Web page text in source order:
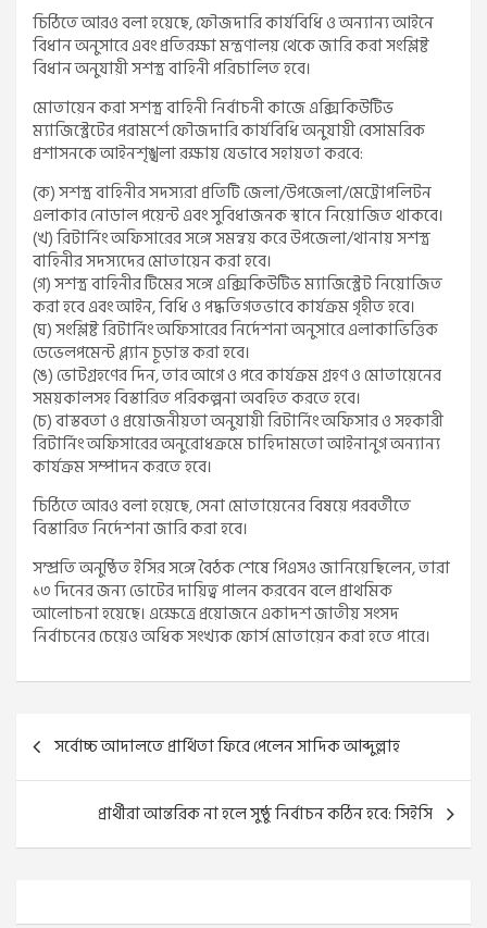
চিঠিতে আরও বলা হয়েছে, ফৌজদারি কার্যবিধি ও অন্যান্য আইনে
বিধান অনুসারে এবং প্রতিরক্ষা মন্ত্রণালয় থেকে জারি করা সংশ্লিষ্ট
বিধান অনুযায়ী সশস্ত্র বাহিনী পরিচালিত হবে।
মোতায়েন করা সশস্ত্র বাহিনী নির্বাচনী কাজে এক্সিকিউটিভ
ম্যাজিস্ট্রেটের পরামর্শে ফৌজদারি কার্যবিধি অনুযায়ী বেসামরিক
প্রশাসনকে আইনশৃঙ্খলা রক্ষায় যেভাবে সহায়তা করবে:
(ক) সশস্ত্র বাহিনীর সদস্যরা প্রতিটি জেলা/উপজেলা/মেট্রোপলিটন
এলাকার নোডাল পয়েন্ট এবং সুবিধাজনক স্থানে নিয়োজিত থাকবে।
(খ) রিটার্নিং অফিসারের সঙ্গে সমন্বয় করে উপজেলা/থানায় সশস্ত্র
বাহিনীর সদস্যদের মোতায়েন করা হবে।
(গ) সশস্ত্র বাহিনীর টিমের সঙ্গে এক্সিকিউটিভ ম্যাজিস্ট্রেট নিয়োজিত
করা হবে এবং আইন, বিধি ও পদ্ধতিগতভাবে কার্যক্রম গৃহীত হবে।
(ঘ) সংশ্লিষ্ট রিটার্নিং অফিসারের নির্দেশনা অনুসারে এলাকাভিত্তিক
ডেভেলপমেন্ট প্ল্যান চূড়ান্ত করা হবে।
(ঙ) ভোটগ্রহণের দিন, তার আগে ও পরে কার্যক্রম গ্রহণ ও মোতায়েনের
সময়কালসহ বিস্তারিত পরিকল্পনা অবহিত করতে হবে।
(চ) বাস্তবতা ও প্রয়োজনীয়তা অনুযায়ী রিটার্নিং অফিসার ও সহকারী
রিটার্নিং অফিসারের অনুরোধক্রমে চাহিদামতো আইনানুগ অন্যান্য
কার্যক্রম সম্পাদন করতে হবে।
চিঠিতে আরও বলা হয়েছে, সেনা মোতায়েনের বিষয়ে পরবর্তীতে
বিস্তারিত নির্দেশনা জারি করা হবে।
সম্প্রতি অনুষ্ঠিত ইসির সঙ্গে বৈঠক শেষে পিএসও জানিয়েছিলেন, তারা
১৩ দিনের জন্য ভোটের দায়িত্ব পালন করবেন বলে প্রাথমিক
আলোচনা হয়েছে। এক্ষেত্রে প্রয়োজনে একাদশ জাতীয় সংসদ
নির্বাচনের চেয়েও অধিক সংখ্যক ফোর্স মোতায়েন করা হতে পারে।
Post
navigation
সর্বোচ্চ আদালতে প্রার্থিতা ফিরে পেলেন সাদিক আব্দুল্লাহ
প্রার্থীরা আন্তরিক না হলে সুষ্ঠু নির্বাচন কঠিন হবে: সিইসি